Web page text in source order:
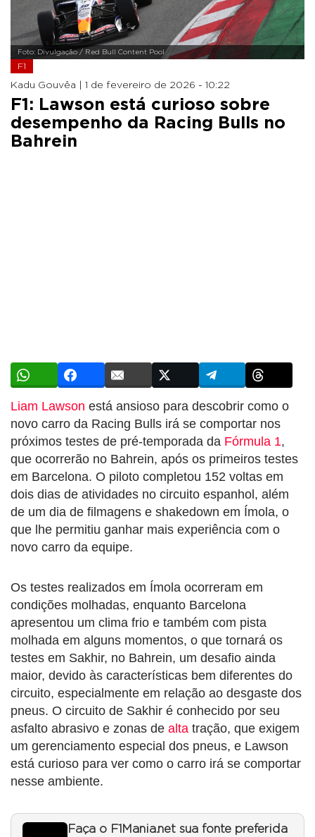
Foto: Divulgação / Red Bull Content Pool
F1
Kadu Gouvêa | 1 de fevereiro de 2026 - 10:22
F1: Lawson está curioso sobre
desempenho da Racing Bulls no
Bahrein
Liam Lawson está ansioso para descobrir como o
novo carro da Racing Bulls irá se comportar nos
próximos testes de pré-temporada da Fórmula 1,
que ocorrerão no Bahrein, após os primeiros testes
em Barcelona. O piloto completou 152 voltas em
dois dias de atividades no circuito espanhol, além
de um dia de filmagens e shakedown em Ímola, o
que lhe permitiu ganhar mais experiência com o
novo carro da equipe.
Os testes realizados em Ímola ocorreram em
condições molhadas, enquanto Barcelona
apresentou um clima frio e também com pista
molhada em alguns momentos, o que tornará os
testes em Sakhir, no Bahrein, um desafio ainda
maior, devido às características bem diferentes do
circuito, especialmente em relação ao desgaste dos
pneus. O circuito de Sakhir é conhecido por seu
asfalto abrasivo e zonas de alta tração, que exigem
um gerenciamento especial dos pneus, e Lawson
está curioso para ver como o carro irá se comportar
nesse ambiente.
Faça o F1Mania.net sua fonte preferida